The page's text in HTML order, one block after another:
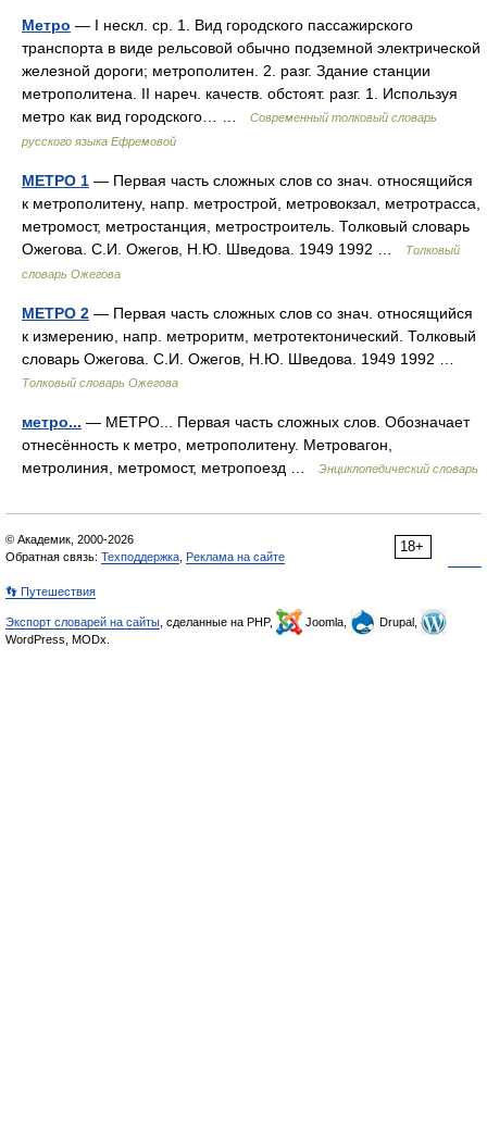
Метро — I нескл. ср. 1. Вид городского пассажирского
транспорта в виде рельсовой обычно подземной электрической
железной дороги; метрополитен. 2. разг. Здание станции
метрополитена. II нареч. качеств. обстоят. разг. 1. Используя
метро как вид городского… …
Современный толковый словарь
русского языка Ефремовой
МЕТРО 1 — Первая часть сложных слов со знач. относящийся
к метрополитену, напр. метрострой, метровокзал, метротрасса,
метромост, метростанция, метростроитель. Толковый словарь
Ожегова. С.И. Ожегов, Н.Ю. Шведова. 1949 1992 …
Толковый
словарь Ожегова
МЕТРО 2 — Первая часть сложных слов со знач. относящийся
к измерению, напр. метроритм, метротектонический. Толковый
словарь Ожегова. С.И. Ожегов, Н.Ю. Шведова. 1949 1992 …
Толковый словарь Ожегова
метро... — МЕТРО... Первая часть сложных слов. Обозначает
отнесённость к метро, метрополитену. Метровагон,
метролиния, метромост, метропоезд …
Энциклопедический словарь
18+
© Академик, 2000-2026
Обратная связь: Техподдержка Реклама на сайте
👣 Путешествия
Экспорт словарей на сайты , сделанные на PHP, Joomla,
Drupal,
WordPress, MODx.